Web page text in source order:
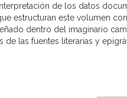
de los datos
estructuran este volumen
dentro del imaginario
las fuentes literarias y